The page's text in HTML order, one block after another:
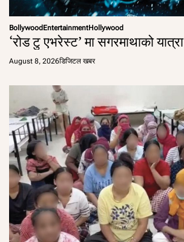
Bollywood EntertainmentHollywood
‘रोड टु एभरेस्ट’ मा सगरमाथाको यात्रा
August 8, 2026डिजिटल खबर